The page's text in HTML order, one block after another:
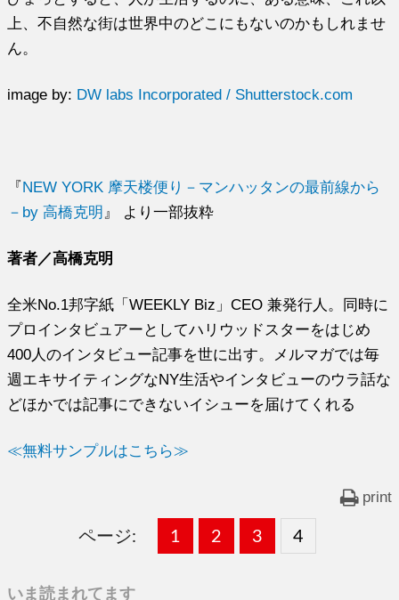
上、不自然な街は世界中のどこにもないのかもしれませ
ん。
image by: DW labs Incorporated / Shutterstock.com
『 NEW YORK 摩天楼便り－マンハッタンの最前線から
－by 高橋克明 』 より一部抜粋
著者／高橋克明
全米No.1邦字紙「WEEKLY Biz」CEO 兼発行人。同時に
プロインタビュアーとしてハリウッドスターをはじめ
400人のインタビュー記事を世に出す。メルマガでは毎
週エキサイティングなNY生活やインタビューのウラ話な
どほかでは記事にできないイシューを届けてくれる
≪無料サンプルはこちら≫
print
ページ:
固
1 ,
固
2 ,
固
3 ,
固
4
いま読まれてます